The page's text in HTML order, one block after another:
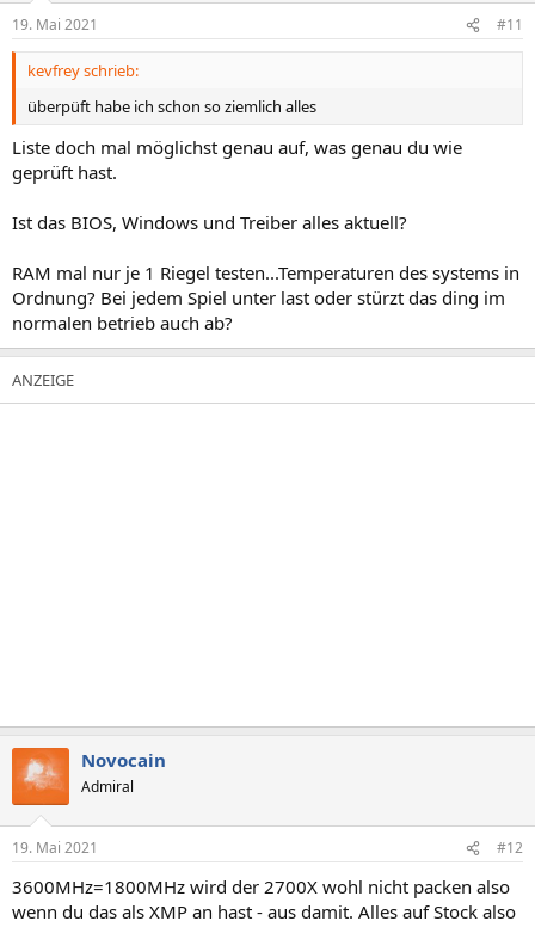
19. Mai 2021 #11
kevfrey schrieb:
überpüft habe ich schon so ziemlich alles
Liste doch mal möglichst genau auf, was genau du wie
geprüft hast.
Ist das BIOS, Windows und Treiber alles aktuell?
RAM mal nur je 1 Riegel testen...Temperaturen des systems in
Ordnung? Bei jedem Spiel unter last oder stürzt das ding im
normalen betrieb auch ab?
Novocain
Admiral
19. Mai 2021 #12
3600MHz=1800MHz wird der 2700X wohl nicht packen also
wenn du das als XMP an hast - aus damit. Alles auf Stock also